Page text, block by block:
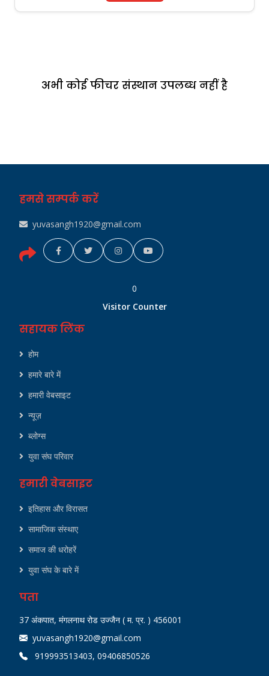
अभी कोई फीचर संस्थान उपलब्ध नहीं है
हमसे सम्पर्क करें
yuvasangh1920@gmail.com
0
Visitor Counter
सहायक लिंक
होम
हमारे बारे में
हमारी वेबसाइट
न्यूज़
ब्लोग्स
युवा संघ परिवार
हमारी वेबसाइट
इतिहास और विरासत
सामाजिक संस्थाए
समाज की धरोहरें
युवा संघ के बारे में
पता
37 अंकपात, मंगलनाथ रोड उज्जैन ( म. प्र. ) 456001
yuvasangh1920@gmail.com
919993513403, 09406850526